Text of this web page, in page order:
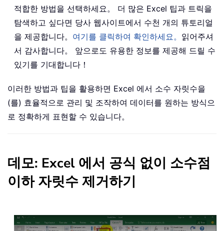
적합한 방법을 선택하세요。 더 많은 Excel 팁과 트릭을
탐색하고 싶다면 당사 웹사이트에서 수천 개의 튜토리얼
을 제공합니다。 여기를 클릭하여 확인하세요。 읽어주셔
서 감사합니다。 앞으로도 유용한 정보를 제공해 드릴 수
있기를 기대합니다！
이러한 방법과 팁을 활용하면 Excel 에서 소수 자릿수을
(를) 효율적으로 관리 및 조작하여 데이터를 원하는 방식으
로 정확하게 표현할 수 있습니다。
데모: Excel 에서 공식 없이 소수점
이하 자릿수 제거하기